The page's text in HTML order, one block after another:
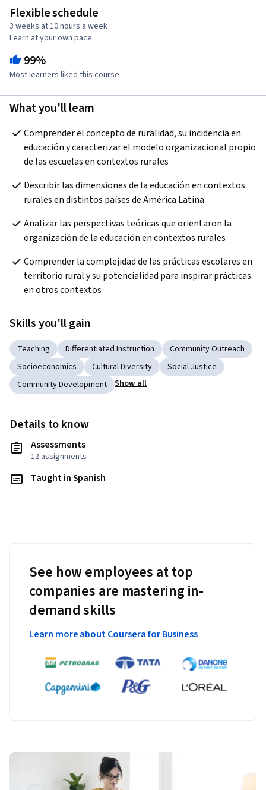
Flexible schedule
3 weeks at 10 hours a week
Learn at your own pace
99%
Most learners liked this course
What you'll learn
Comprender el concepto de ruralidad, su incidencia en
educación y caracterizar el modelo organizacional propio
de las escuelas en contextos rurales
Describir las dimensiones de la educación en contextos
rurales en distintos países de América Latina
Analizar las perspectivas teóricas que orientaron la
organización de la educación en contextos rurales
Comprender la complejidad de las prácticas escolares en
territorio rural y su potencialidad para inspirar prácticas
en otros contextos
Skills you'll gain
Teaching Differentiated Instruction
Community Outreach
Socioeconomics
Cultural Diversity
Social Justice
Community Development
Show all
Details to know
Assessments
12 assignments
Taught in Spanish
See how employees at top
companies are mastering in-
demand skills
Learn more about Coursera for Business